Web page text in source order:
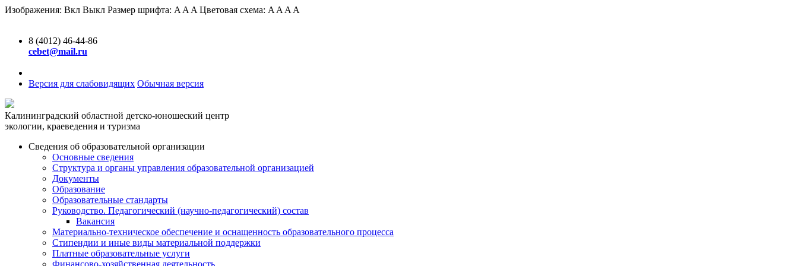
Изображения: Вкл Выкл Размер шрифта: A A A Цветовая схема: A A A A
8 (4012) 46-44-86
cebet@mail.ru
Версия для слабовидящих Обычная версия
Калининградский областной детско-юношеский центр
экологии, краеведения и туризма
Сведения об образовательной организации
Основные сведения
Структура и органы управления образовательной организацией
Документы
Образование
Образовательные стандарты
Руководство. Педагогический (научно-педагогический) состав
Вакансия
Материально-техническое обеспечение и оснащенность образовательного процесса
Стипендии и иные виды материальной поддержки
Платные образовательные услуги
Финансово-хозяйственная деятельность